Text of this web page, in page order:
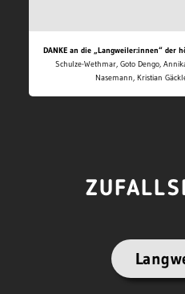
DANKE an die „Langweiler:innen“ der
Schulze-Wethmar, Goto Dengo,
Nasemann, Kristian